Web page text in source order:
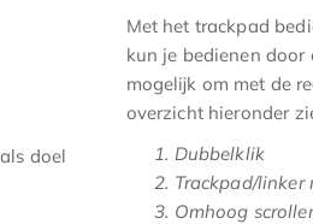
doel
Met het trackpad
kun je bedienen
mogelijk om met de
overzicht hieronder
Dubbelklik
Trackpad/linker
Omhoog